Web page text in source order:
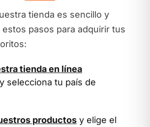
tienda es sencillo y
pasos para adquirir tus
tienda en línea
y selecciona tu país de
productos y elige el